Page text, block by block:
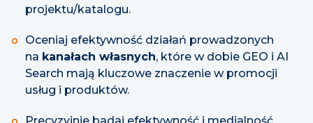
projektu/katalogu.
Oceniaj efektywność działań prowadzonych
na kanałach własnych, które w dobie GEO i AI
Search mają kluczowe znaczenie w promocji
usług i produktów.